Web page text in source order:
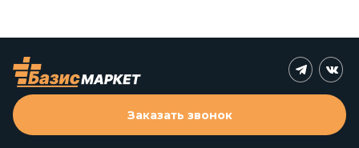
Заказать звонок